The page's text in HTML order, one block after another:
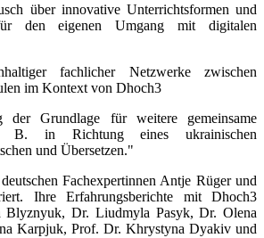
über innovative Unterrichtsformen und
für den eigenen Umgang mit digitalen
fachlicher Netzwerke zwischen
im Kontext von Dhoch3
Grundlage für weitere gemeinsame
B. in Richtung eines ukrainischen
und Übersetzen."
Fachexpertinnen Antje Rüger und
Ihre Erfahrungsberichte mit Dhoch3
Blyznyuk, Dr. Liudmyla Pasyk, Dr. Olena
Karpjuk, Prof. Dr. Khrystyna Dyakiv und